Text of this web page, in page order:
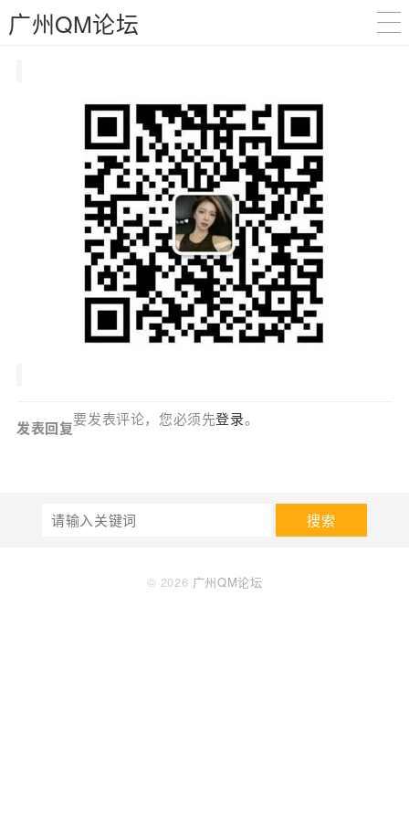
广州QM论坛
发表回复要发表评论，您必须先登录。
搜索
© 2026 广州QM论坛